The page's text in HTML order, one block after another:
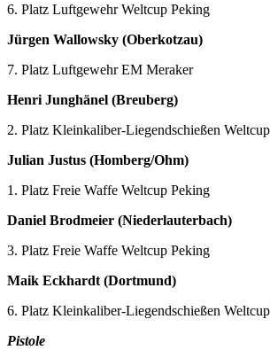
6. Platz Luftgewehr Weltcup Peking
Jürgen Wallowsky (Oberkotzau)
7. Platz Luftgewehr EM Meraker
Henri Junghänel (Breuberg)
2. Platz Kleinkaliber-Liegendschießen
Julian Justus (Homberg/Ohm)
1. Platz Freie Waffe Weltcup Peking
Daniel Brodmeier (Niederlauterbach)
3. Platz Freie Waffe Weltcup Peking
Maik Eckhardt (Dortmund)
6. Platz Kleinkaliber-Liegendschießen
Pistole